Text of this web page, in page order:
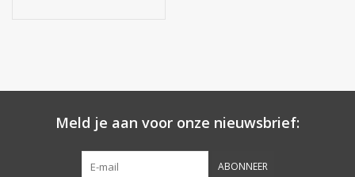
Meld je aan voor onze nieuwsbrief:
ABONNEER